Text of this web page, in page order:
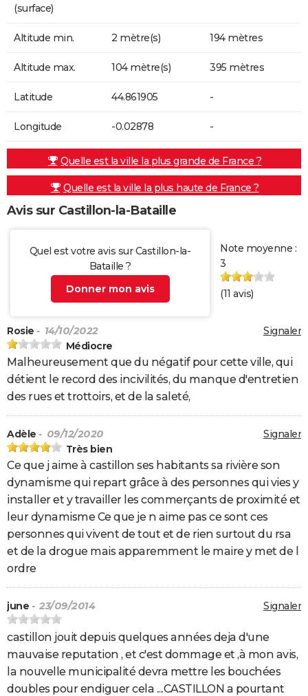
(surface)
Altitude min. 2 mètre(s) 194 mètres
Altitude max. 104 mètre(s) 395 mètres
Latitude 44.861905 -
Longitude -0.02878 -
Quelle est la ville la plus grande de France ?
Quelle est la ville la plus haute de France ?
Avis sur Castillon-la-Bataille
Quel est votre avis sur Castillon-la-
Bataille ?
Donner mon avis
Note moyenne :
3
(11 avis)
Signaler
Rosie - 14/10/2022
Médiocre
Malheureusement que du négatif pour cette ville, qui
détient le record des incivilités, du manque d'entretien
des rues et trottoirs, et de la saleté,
Signaler
Adèle - 09/12/2020
Très bien
Ce que j aime à castillon ses habitants sa rivière son
dynamisme qui repart grâce à des personnes qui vies y
installer et y travailler les commerçants de proximité et
leur dynamisme Ce que je n aime pas ce sont ces
personnes qui vivent de tout et de rien surtout du rsa
et de la drogue mais apparemment le maire y met de l
ordre
Signaler
june - 23/09/2014
castillon jouit depuis quelques années deja d'une
mauvaise reputation , et c'est dommage et ,à mon avis,
la nouvelle municipalité devra mettre les bouchées
doubles pour endiguer cela ....CASTILLON a pourtant